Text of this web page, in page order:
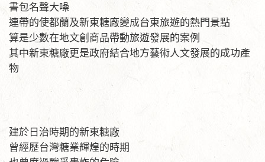
書包名聲大噪
連帶的使都蘭及新東糖廠變成台東旅遊的熱門景點
算是少數在地文創商品帶動旅遊發展的案例
其中新東糖廠更是政府結合地方藝術人文發展的成功產
物
建於日治時期的新東糖廠
曾經歷台灣糖業輝煌的時期